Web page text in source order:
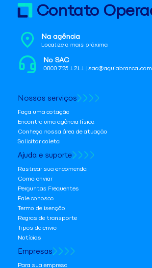
Contato
Na agência
Localize a mais próxima
No SAC
0800 725 1211 |
Nossos serviços
Faça uma cotação
Encontre uma agência física
Conheça nossa área de atuação
Solicitar coleta
Ajuda e suporte
Rastrear sua encomenda
Como enviar
Perguntas Frequentes
Fale conosco
Termo de isenção
Regras de transporte
Tipos de envio
Notícias
Empresas
Para sua empresa